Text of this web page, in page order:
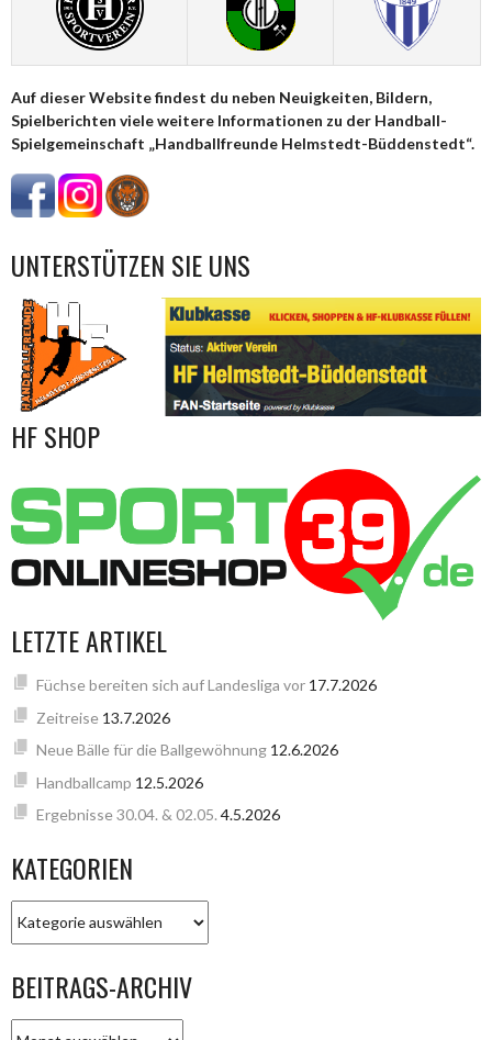
Auf dieser Website findest du neben Neuigkeiten, Bildern,
Spielberichten viele weitere Informationen zu der Handball-
Spielgemeinschaft „Handballfreunde Helmstedt-Büddenstedt“.
UNTERSTÜTZEN SIE UNS
HF SHOP
LETZTE ARTIKEL
Füchse bereiten sich auf Landesliga vor 17.7.2026
Zeitreise 13.7.2026
Neue Bälle für die Ballgewöhnung 12.6.2026
Handballcamp 12.5.2026
Ergebnisse 30.04. & 02.05. 4.5.2026
KATEGORIEN
BEITRAGS-ARCHIV